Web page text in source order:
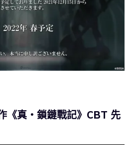
《真・鎖鏈戰記》CBT 先